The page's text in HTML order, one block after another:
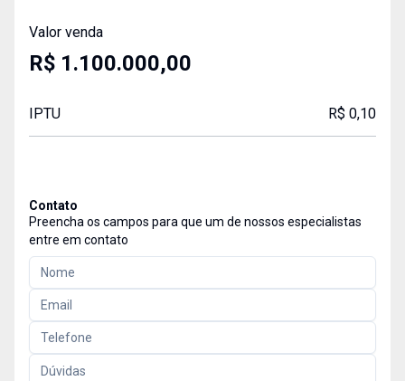
Valor venda
R$ 1.100.000,00
IPTU R$ 0,10
Contato
Preencha os campos para que um de nossos especialistas
entre em contato